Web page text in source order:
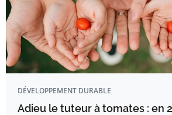
DÉVELOPPEMENT DURABLE
Adieu le tuteur à tomates : en